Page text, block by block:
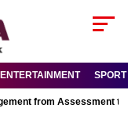
ENTERTAINMENT SPORT
from Assessment